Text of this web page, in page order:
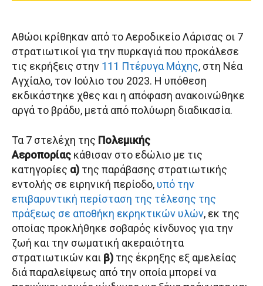
Αθώοι κρίθηκαν από το Αεροδικείο Λάρισας οι 7
στρατιωτικοί για την πυρκαγιά που προκάλεσε
τις εκρήξεις στην 111 Πτέρυγα Μάχης, στη Νέα
Αγχίαλο, τον Ιούλιο του 2023. Η υπόθεση
εκδικάστηκε χθες και η απόφαση ανακοινώθηκε
αργά το βράδυ, μετά από πολύωρη διαδικασία.
Τα 7 στελέχη της Πολεμικής
Αεροπορίας κάθισαν στο εδώλιο με τις
κατηγορίες α) της παράβασης στρατιωτικής
εντολής σε ειρηνική περίοδο, υπό την
επιβαρυντική περίσταση της τέλεσης της
πράξεως σε αποθήκη εκρηκτικών υλών, εκ της
οποίας προκλήθηκε σοβαρός κίνδυνος για την
ζωή και την σωματική ακεραιότητα
στρατιωτικών και β) της έκρηξης εξ αμελείας
διά παραλείψεως από την οποία μπορεί να